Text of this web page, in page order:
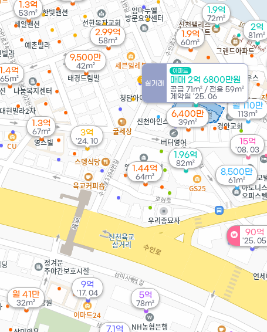
2.15억
56m²
경매
9,500만
42m²
월 110만
113m²
2억
81m²
8,500만
61m²
1.3억
53m²
월 41만
32m²
6,400만
39m²
실거래
아파트
매매 2억 6800만원
공급 71m² / 전용 59m²
계약일 '25. 06
90억
'25. 05
1.4억
65m²
1.9억
72m²
3억
'24. 10
5억
78m²
1.9억
60m²
1.44억
64m²
1.3억
67m²
2.99억
58m²
1.96억
82m²
9억
'17. 04
7.1억
15억
'08. 03